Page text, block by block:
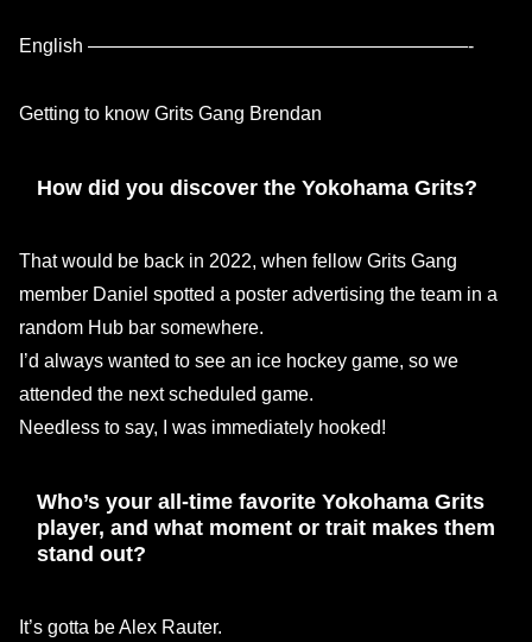
English ————————————————————-
Getting to know Grits Gang Brendan
How did you discover the Yokohama Grits?
That would be back in 2022, when fellow Grits Gang
member Daniel spotted a poster advertising the team in a
random Hub bar somewhere.
I’d always wanted to see an ice hockey game, so we
attended the next scheduled game.
Needless to say, I was immediately hooked!
Who’s your all-time favorite Yokohama Grits
player, and what moment or trait makes them
stand out?
It’s gotta be Alex Rauter.